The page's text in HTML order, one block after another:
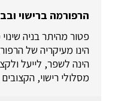
הרפורמה ברישוי
פטור מהיתר בניה
הינו מעיקריה של
מסלולי רישוי, הקצובים